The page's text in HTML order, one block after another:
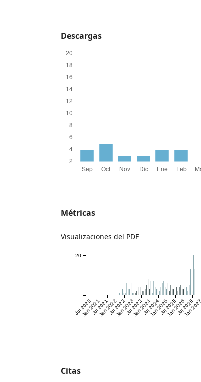
Descargas
Métricas
Visualizaciones del PDF
Jul 2020
Jan 2021Jul 2021
Jan 2022Jul 2022
Jan 2023Jul 2023
Jan 2024Jul 2024
Jan 2025Jul 2025
Jan 2026Jul 2026
Jan 2027
20
Citas